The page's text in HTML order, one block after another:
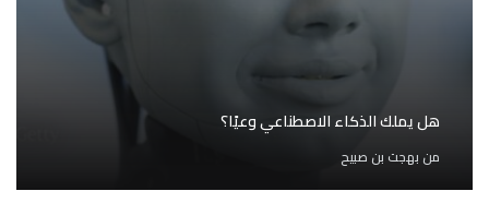
هل يملك الذكاء الاصطناعي وعيًا؟
من بهجت بن صبيح